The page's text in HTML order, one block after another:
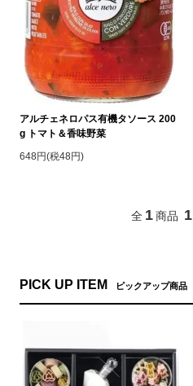
アルチェネロパス有機タソース 200
g トマト＆香味野菜
648円(税48円)
全 1 商品 1
PICK UP ITEM ピックアップ商品